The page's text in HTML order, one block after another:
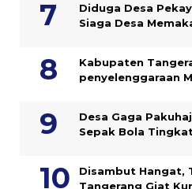
Diduga Desa
Siaga Desa
Kabupaten
penyelenggaraan
Desa Gaga
Sepak Bola
Disambut Hangat,
Tangerang Giat